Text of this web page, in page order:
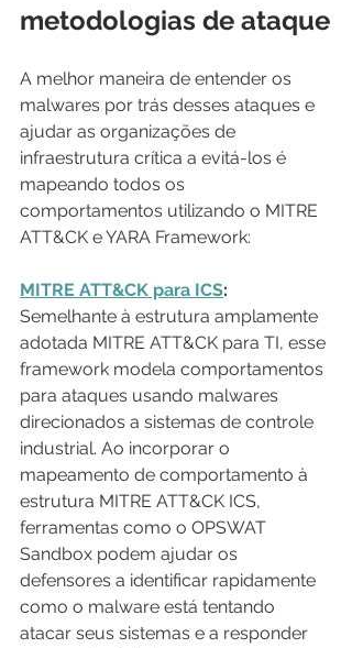
metodologias de ataque
A melhor maneira de entender os
malwares por trás desses ataques e
ajudar as organizações de
infraestrutura crítica a evitá-los é
mapeando todos os
comportamentos utilizando o MITRE
ATT&CK e YARA Framework:
MITRE ATT&CK para ICS:
Semelhante à estrutura amplamente
adotada MITRE ATT&CK para TI, esse
framework modela comportamentos
para ataques usando malwares
direcionados a sistemas de controle
industrial. Ao incorporar o
mapeamento de comportamento à
estrutura MITRE ATT&CK ICS,
ferramentas como o OPSWAT
Sandbox podem ajudar os
defensores a identificar rapidamente
como o malware está tentando
atacar seus sistemas e a responder